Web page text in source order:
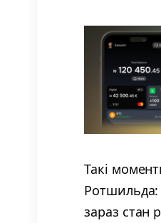
Такі
Ротшильда:
зараз стан